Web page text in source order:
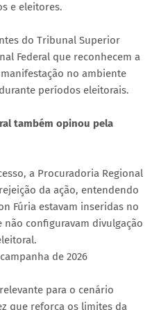
e eleitores.
do Tribunal Superior
Federal que reconhecem a
no ambiente
períodos eleitorais.
também opinou pela
a Procuradoria Regional
da ação, entendendo
Fúria estavam inseridas no
configuravam divulgação
de 2026
para o cenário
que reforça os limites da